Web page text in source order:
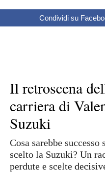
Condividi su
Il retroscena
carriera di
Suzuki
Cosa sarebbe
scelto la Suzuki? Un
perdute e scelte